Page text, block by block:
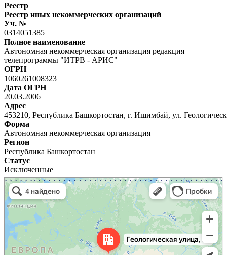
Реестр
Реестр иных некоммерческих организаций
Уч. №
0314051385
Полное наименование
Автономная некоммерческая организация редакция
телепрограммы "ИТРВ - АРИС"
ОГРН
1060261008323
Дата ОГРН
20.03.2006
Адрес
453210, Республика Башкортостан, г. Ишимбай, ул.
Форма
Автономная некоммерческая организация
Регион
Республика Башкортостан
Статус
Исключенные